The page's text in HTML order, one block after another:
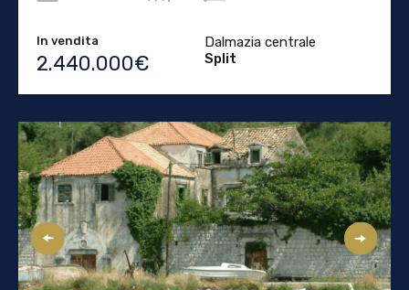
In vendita
2.440.000€
Dalmazia centrale
Split